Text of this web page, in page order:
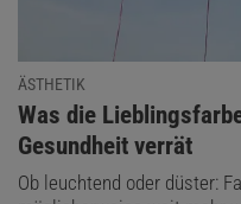
ÄSTHETIK
:
Was die
Gesundheit verrät
Ob leuchtend oder düster: